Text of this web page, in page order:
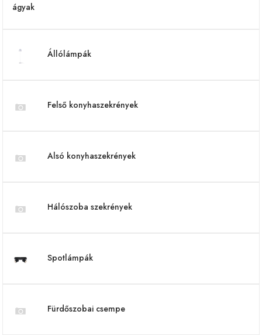
Állólámpák
Felső konyhaszekrények
Alsó konyhaszekrények
Hálószoba szekrények
Spotlámpák
Fürdőszobai csempe